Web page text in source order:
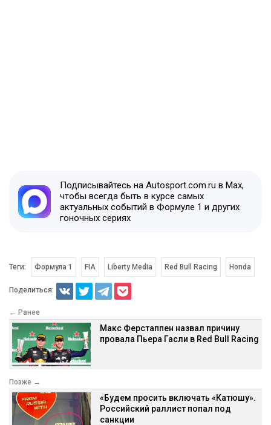
Подписывайтесь на Autosport.com.ru в Max,
чтобы всегда быть в курсе самых
актуальных событий в Формуле 1 и других
гоночных сериях
Теги: Формула 1 FIA Liberty Media Red Bull Racing Honda
Поделиться:
← Ранее
Макс Ферстаппен назвал причину
провала Пьера Гасли в Red Bull Racing
Позже →
«Будем просить включать «Катюшу».
Российский раллист попал под
санкции